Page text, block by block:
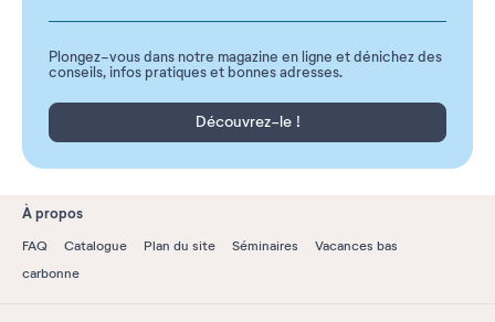
Plongez-vous dans notre magazine en ligne et dénichez des
conseils, infos pratiques et bonnes adresses.
Découvrez-le !
À propos
FAQ Catalogue Plan du site Séminaires
Vacances bas
carbonne